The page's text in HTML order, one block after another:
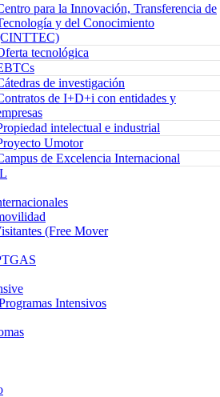
para la Innovación, Transferencia de
y del Conocimiento
tecnológica
de investigación
de I+D+i con entidades y
intelectual e industrial
Umotor
de Excelencia Internacional
(Free Mover
Intensivos